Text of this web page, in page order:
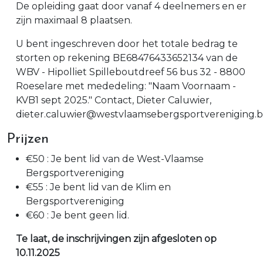
De opleiding gaat door vanaf 4 deelnemers en er
zijn maximaal 8 plaatsen.
U bent ingeschreven door het totale bedrag te
storten op rekening BE68476433652134 van de
WBV - Hipolliet Spilleboutdreef 56 bus 32 - 8800
Roeselare met mededeling: "Naam Voornaam -
KVB1 sept 2025." Contact, Dieter Caluwier,
Prijzen
€50 : Je bent lid van de West-Vlaamse
Bergsportvereniging
€55 : Je bent lid van de Klim en
Bergsportvereniging
€60 : Je bent geen lid.
Te laat, de inschrijvingen zijn afgesloten op
10.11.2025